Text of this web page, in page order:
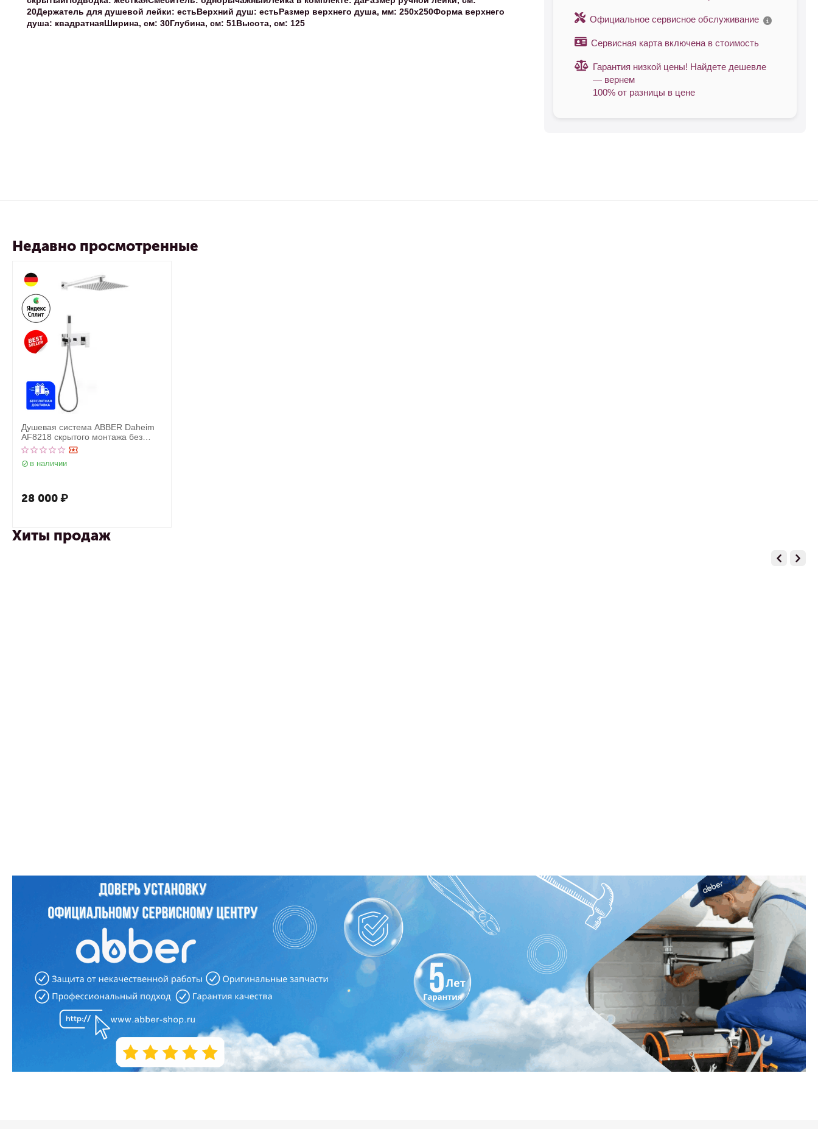
Официальное сервисное обслуживание
Сервисная карта включена в стоимость
Гарантия низкой цены! Найдете дешевле
— вернем
100% от разницы в цене
20Держатель для душевой лейки: естьВерхний душ: естьРазмер верхнего душа, мм: 250х250Форма верхнего
душа: квадратнаяШирина, см: 30Глубина, см: 51Высота, см: 125
Недавно просмотренные
Душевая система ABBER Daheim
AF8218 скрытого монтажа без
излива, хром
в наличии
28 000₽
Хиты продаж